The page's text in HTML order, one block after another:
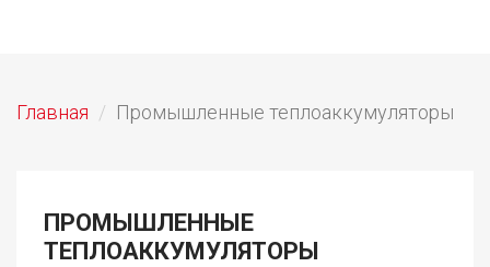
Главная Промышленные теплоаккумуляторы
ПРОМЫШЛЕННЫЕ
ТЕПЛОАККУМУЛЯТОРЫ